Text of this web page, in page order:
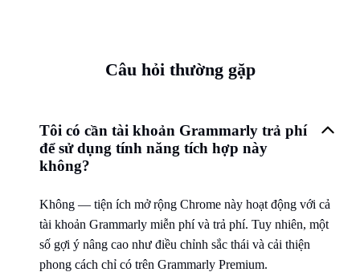
Câu hỏi thường gặp
Tôi có cần tài khoản Grammarly trả phí
để sử dụng tính năng tích hợp này
không?
Không — tiện ích mở rộng Chrome này hoạt động với cả
tài khoản Grammarly miễn phí và trả phí. Tuy nhiên, một
số gợi ý nâng cao như điều chỉnh sắc thái và cải thiện
phong cách chỉ có trên Grammarly Premium.